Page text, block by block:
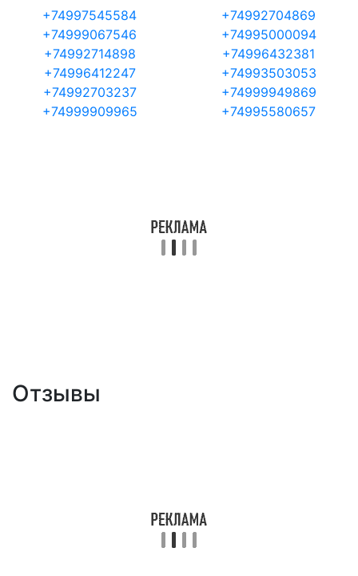
+74997545584
+74992704869
+74999067546
+74995000094
+74992714898
+74996432381
+74996412247
+74993503053
+74992703237
+74999949869
+74999909965
+74995580657
Отзывы